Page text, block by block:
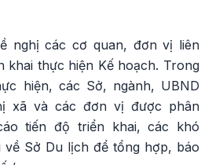
nghị các cơ quan, đơn vị liên
khai thực hiện Kế hoạch. Trong
hiện, các Sở, ngành, UBND
xã và các đơn vị được phân
tiến độ triển khai, các khó
về Sở Du lịch để tổng hợp, báo